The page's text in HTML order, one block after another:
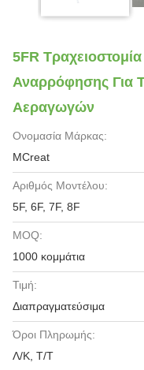
5FR
Αναρρόφησης Για
Αεραγωγών
Ονομασία Μάρκας:
MCreat
Αριθμός Μοντέλου:
5F, 6F, 7F, 8F
MOQ:
1000 κομμάτια
Τιμή:
Διαπραγματεύσιμα
Όροι Πληρωμής:
Λ/Κ, Τ/Τ